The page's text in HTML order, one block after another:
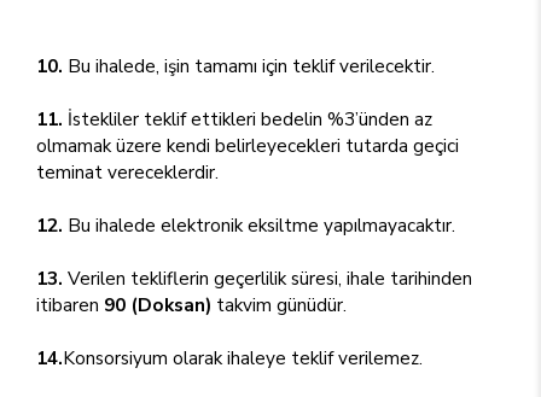
10. Bu ihalede, işin tamamı için teklif verilecektir.
11. İstekliler teklif ettikleri bedelin %3’ünden az
olmamak üzere kendi belirleyecekleri tutarda geçici
teminat vereceklerdir.
12. Bu ihalede elektronik eksiltme yapılmayacaktır.
13. Verilen tekliflerin geçerlilik süresi, ihale tarihinden
itibaren 90 (Doksan) takvim günüdür.
14.Konsorsiyum olarak ihaleye teklif verilemez.